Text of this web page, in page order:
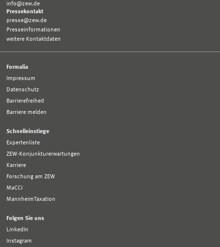
info@zew.de
Pressekontakt
presse@zew.de
Presseinformationen
weitere Kontaktdaten
Formalia
Impressum
Datenschutz
Barrierefreiheit
Barriere melden
Schnelleinstiege
Expertenliste
ZEW-Konjunkturerwartungen
Karriere
Forschung am ZEW
MaCCI
MannheimTaxation
Folgen Sie uns
LinkedIn
Instagram